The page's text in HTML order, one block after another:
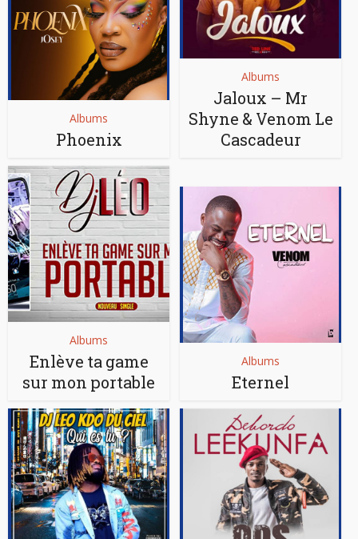
Albums
Phoenix
Albums
Jaloux – Mr
Shyne & Venom Le
Cascadeur
Albums
Enlève ta game
sur mon portable
Albums
Eternel